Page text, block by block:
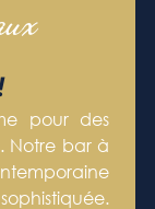
pour des
Notre bar à